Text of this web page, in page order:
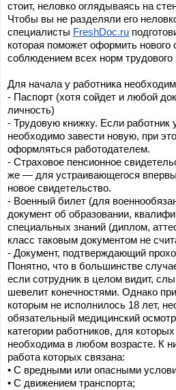
стоит, неловко оглядываясь на
Чтобы вы не разделяли его
специалисты FreshDoc.ru
которая поможет оформить нового
соблюдением всех норм трудового
Для начала у работника
- Паспорт (хотя сойдет и любой
личность)
- Трудовую книжку. Если работник
необходимо завести новую, при
оформляться работодателем.
- Страховое пенсионное
же — для устраивающегося
новое свидетельство.
- Военный билет (для
документ об образовании,
специальных знаний (диплом,
класс таковым документом не
- Документ, подтверждающий
Понятно, что в большинстве
если сотрудник в целом видит,
шевелит конечностями. Однако
которым не исполнилось 18 лет,
обязательный медицинский
категории работников, для
необходима в любом возрасте. К
работа которых связана:
• С вредными или опасными
• С движением транспорта;